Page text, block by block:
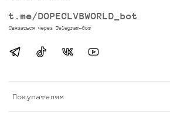
Покупателям
t.me/DOPECLVBWORLD_bot
Связаться через Telegram-бот